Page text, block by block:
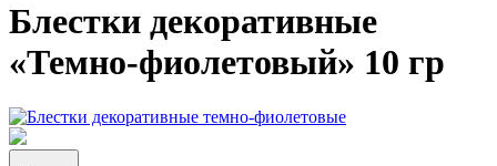
Блестки декоративные
«Темно-фиолетовый» 10 гр